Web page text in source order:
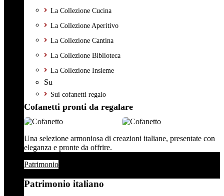
La Collezione Cucina
La Collezione Aperitivo
La Collezione Cantina
La Collezione Biblioteca
La Collezione Insieme
Su
Sui cofanetti regalo
Cofanetti pronti da regalare
Una selezione armoniosa di creazioni italiane, presentate con
eleganza e pronte da offrire.
Patrimonio
Patrimonio italiano